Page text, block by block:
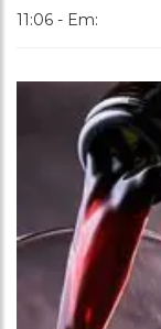
11:06 - Em: